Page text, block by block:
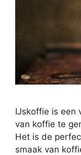
IJskoffie is een
van koffie te
Het is de
smaak van